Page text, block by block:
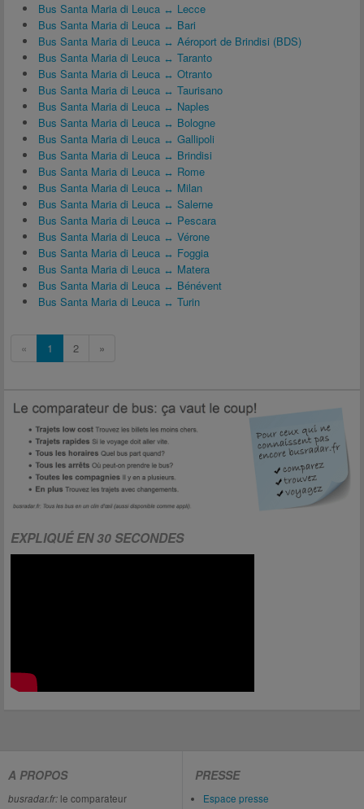
Bus Santa Maria di Leuca ↔ Lecce
Bus Santa Maria di Leuca ↔ Bari
Bus Santa Maria di Leuca ↔ Aéroport de Brindisi (BDS)
Bus Santa Maria di Leuca ↔ Taranto
Bus Santa Maria di Leuca ↔ Otranto
Bus Santa Maria di Leuca ↔ Taurisano
Bus Santa Maria di Leuca ↔ Naples
Bus Santa Maria di Leuca ↔ Bologne
Bus Santa Maria di Leuca ↔ Gallipoli
Bus Santa Maria di Leuca ↔ Brindisi
Bus Santa Maria di Leuca ↔ Rome
Bus Santa Maria di Leuca ↔ Milan
Bus Santa Maria di Leuca ↔ Salerne
Bus Santa Maria di Leuca ↔ Pescara
Bus Santa Maria di Leuca ↔ Vérone
Bus Santa Maria di Leuca ↔ Foggia
Bus Santa Maria di Leuca ↔ Matera
Bus Santa Maria di Leuca ↔ Bénévent
Bus Santa Maria di Leuca ↔ Turin
« 1 2 »
EXPLIQUÉ EN 30 SECONDES
A PROPOS
busradar.fr: le comparateur
PRESSE
Espace presse